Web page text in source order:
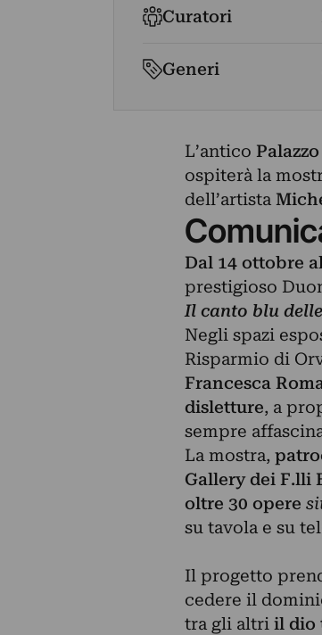
Curatori
Generi
L’antico
ospiterà la
dell’artista
Dal 14 ottobre
prestigioso
Il canto blu
Negli spazi
Risparmio di
Francesca
disletture, a
sempre
La mostra,
Gallery dei F.lli
oltre 30 opere
su tavola e su
Il progetto
cedere il
tra gli altri il dio